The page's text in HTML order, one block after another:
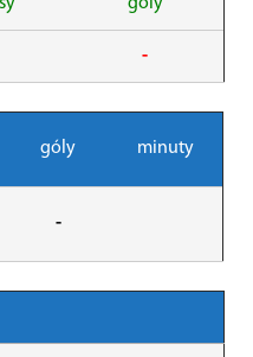
-
góly minuty
-